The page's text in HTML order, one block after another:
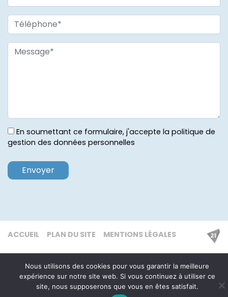
En soumettant ce formulaire, j'accepte la politique de
gestion des données personnelles
ACCUEIL PLAN DU SITE MENTIONS LÉGALES
Nous utilisons des cookies pour vous garantir la meilleure
expérience sur notre site web. Si vous continuez à utiliser ce
site, nous supposerons que vous en êtes satisfait.